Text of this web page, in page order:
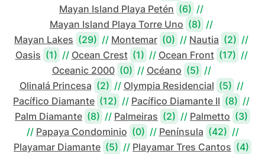
Mayan Island Playa Petén (6) //
Mayan Island Playa Torre Uno (8) //
Mayan Lakes (29) // Montemar (0) // Nautia (2) //
Oasis (1) // Ocean Crest (1) // Ocean Front (17) //
Oceanic 2000 (0) // Océano (5) //
Olinalá Princesa (2) // Olympia Residencial (5) //
Pacífico Diamante (12) // Pacífico Diamante II (8) //
Palm Diamante (8) // Palmeiras (2) // Palmetto (3)
// Papaya Condominio (0) // Península (42) //
Playamar Diamante (5) // Playamar Tres Cantos (4)